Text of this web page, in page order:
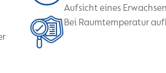
Aufsicht eines
Bei Raumtemperatur